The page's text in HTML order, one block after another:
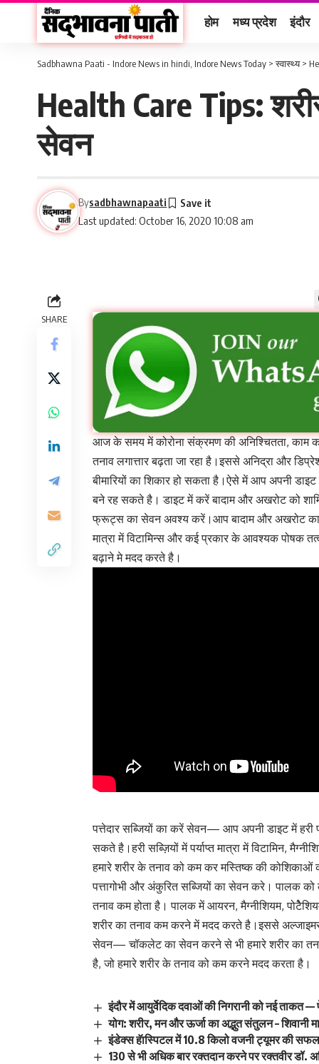
होम मध्य प्रदेश इंदौर
Sadbhawna Paati - Indore News in hindi, Indore News Today >स्वास्थ्य>
Health Care Tips:
सेवन
Last updated: October 16, 2020 10:08 am
Bysadbhawnapaati
SHARE
आज के समय में कोरोना संक्रमण की अनिश्चितता, काम
तनाव लगात्तार बढ़ता जा रहा है।इससे अनिद्रा और
बीमारियों का शिकार हो सकता है।ऐसे में आप अपनी
बने रह सकते है। डाइट में करें बादाम और अखरोट को
फ्रूट्स का सेवन अवश्य करें।आप बादाम और अखरोट का
मात्रा में विटामिन्स और कई प्रकार के आवश्यक पोषक
बढ़ाने मे मदद करते है।
पत्तेदार सब्जियों का करें सेवन— आप अपनी डाइट में हरी
सकते है।हरी सब्ज़ियों में पर्याप्त मात्रा में विटामिन,
हमारे शरीर के तनाव को कम कर मस्तिष्क की
पत्तागोभी और अंकुरित सब्जियों का सेवन करे। पालक
तनाव कम होता है। पालक में आयरन, मैग्नीशियम,
शरीर का तनाव कम करने में मदद करते है।इससे
सेवन— चॉकलेट का सेवन करने से भी हमारे शरीर का
है, जो हमारे शरीर के तनाव को कम करने मदद करता है।
इंदौर में आयुर्वेदिक दवाओं की निगरानी को नई ताकत
योग: शरीर, मन और ऊर्जा का अद्भुत संतुलन – शिवानी
इंडेक्स हॅास्पिटल में 10.8 किलो वजनी ट्यूमर की सफल
130 से भी अधिक बार रक्तदान करने पर रक्तवीर डॉ.